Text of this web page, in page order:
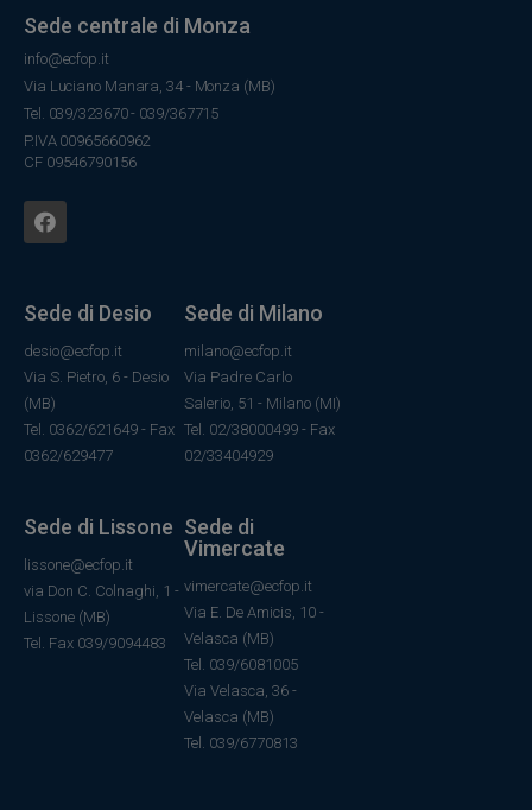
Sede centrale di Monza
info@ecfop.it
Via Luciano Manara, 34 - Monza (MB)
Tel. 039/323670 - 039/367715
P.IVA 00965660962
CF 09546790156
Sede di Desio
desio@ecfop.it
Via S. Pietro, 6 - Desio
(MB)
Tel. 0362/621649 - Fax
0362/629477
Sede di Lissone
lissone@ecfop.it
via Don C. Colnaghi, 1 -
Lissone (MB)
Tel. Fax 039/9094483
Sede di Milano
milano@ecfop.it
Via Padre Carlo
Salerio, 51 - Milano (MI)
Tel. 02/38000499 - Fax
02/33404929
Sede di
Vimercate
vimercate@ecfop.it
Via E. De Amicis, 10 -
Velasca (MB)
Tel. 039/6081005
Via Velasca, 36 -
Velasca (MB)
Tel. 039/6770813